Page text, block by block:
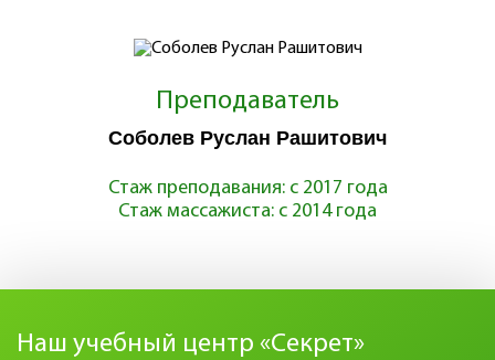
Преподаватель
Соболев Руслан Рашитович
Стаж преподавания: с 2017 года
Стаж массажиста: с 2014 года
Наш учебный центр «Секрет»